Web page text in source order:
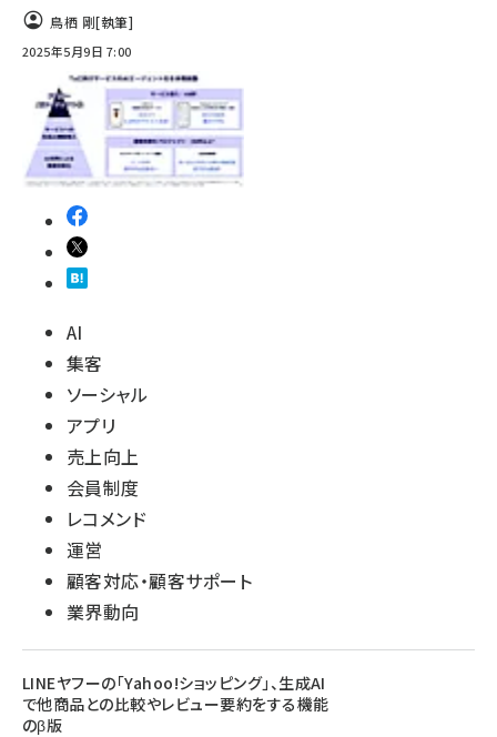
鳥栖 剛[執筆]
2025年5月9日 7:00
AI
集客
ソーシャル
アプリ
売上向上
会員制度
レコメンド
運営
顧客対応・顧客サポート
業界動向
LINEヤフーの「Yahoo!ショッピング」、生成AI
で他商品との比較やレビュー要約をする機能
のβ版